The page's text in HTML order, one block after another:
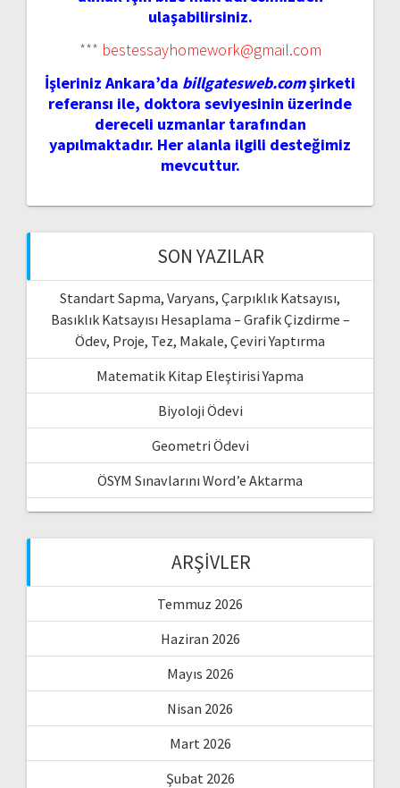
ulaşabilirsiniz.
*** bestessayhomework@gmail.com
İşleriniz Ankara’da billgatesweb.comşirketi
referansı ile, doktora seviyesinin üzerinde
dereceli uzmanlar tarafından
yapılmaktadır. Her alanla ilgili desteğimiz
mevcuttur.
SON YAZILAR
Standart Sapma, Varyans, Çarpıklık Katsayısı,
Basıklık Katsayısı Hesaplama – Grafik Çizdirme –
Ödev, Proje, Tez, Makale, Çeviri Yaptırma
Matematik Kitap Eleştirisi Yapma
Biyoloji Ödevi
Geometri Ödevi
ÖSYM Sınavlarını Word’e Aktarma
ARŞIVLER
Temmuz 2026
Haziran 2026
Mayıs 2026
Nisan 2026
Mart 2026
Şubat 2026